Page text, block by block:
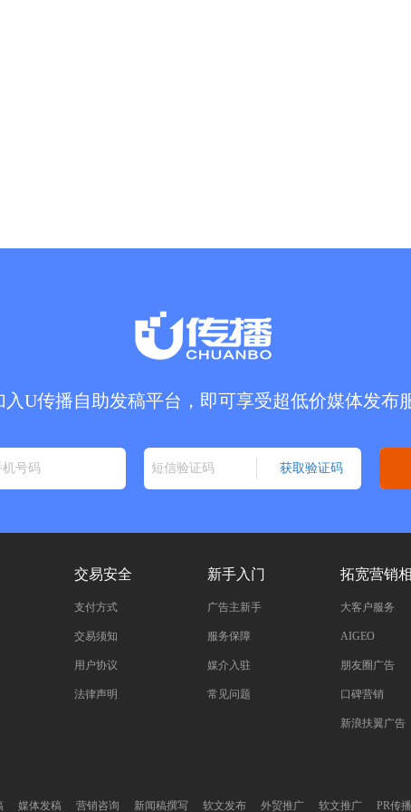
入U传播自助发稿平台，即可享受超低价媒体发布
交易安全
支付方式
交易须知
用户协议
法律声明
新手入门
广告主新手
服务保障
媒介入驻
常见问题
拓宽营销
大客户服务
AIGEO
朋友圈广告
口碑营销
新浪扶翼广告
媒体发稿 营销咨询 新闻稿撰写 软文发布 外贸推广 软文推广 PR传